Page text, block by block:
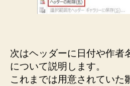
次はヘッダーに日付や作者
について説明します。
これまでは用意されていた